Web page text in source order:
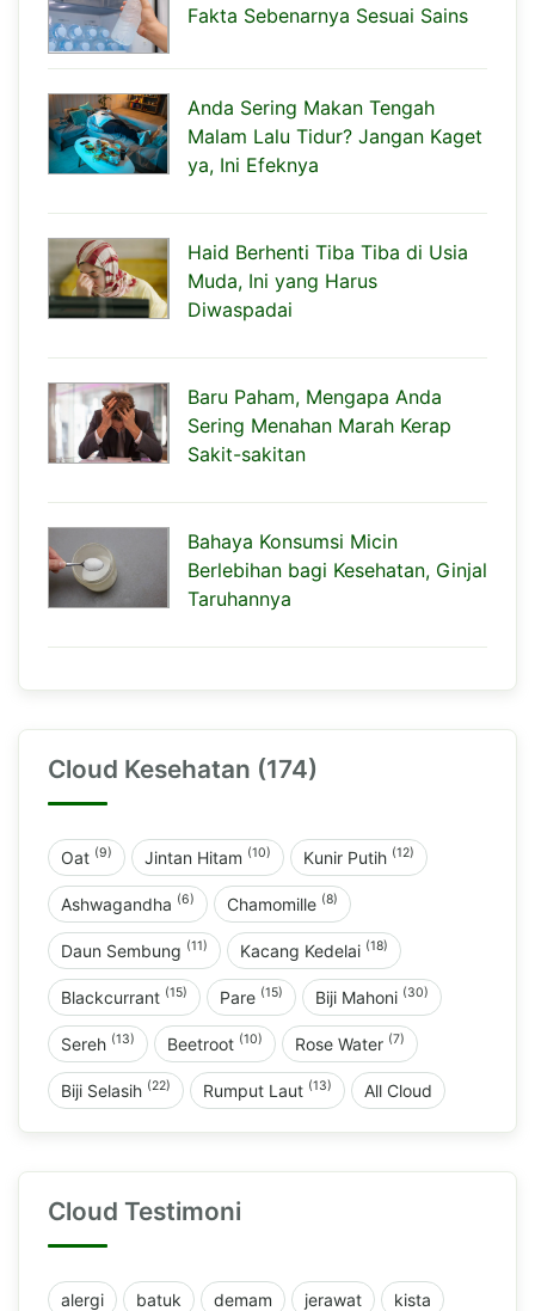
Fakta Sebenarnya Sesuai Sains
Anda Sering Makan Tengah
Malam Lalu Tidur? Jangan Kaget
ya, Ini Efeknya
Haid Berhenti Tiba Tiba di Usia
Muda, Ini yang Harus
Diwaspadai
Baru Paham, Mengapa Anda
Sering Menahan Marah Kerap
Sakit-sakitan
Bahaya Konsumsi Micin
Berlebihan bagi Kesehatan, Ginjal
Taruhannya
Cloud Kesehatan (174)
Oat (9) Jintan Hitam (10) Kunir Putih (12)
Ashwagandha (6) Chamomille (8)
Daun Sembung (11) Kacang Kedelai (18)
Blackcurrant (15) Pare (15) Biji Mahoni (30)
Sereh (13) Beetroot (10) Rose Water (7)
Biji Selasih (22) Rumput Laut (13) All Cloud
Cloud Testimoni
alergi batuk demam jerawat kista